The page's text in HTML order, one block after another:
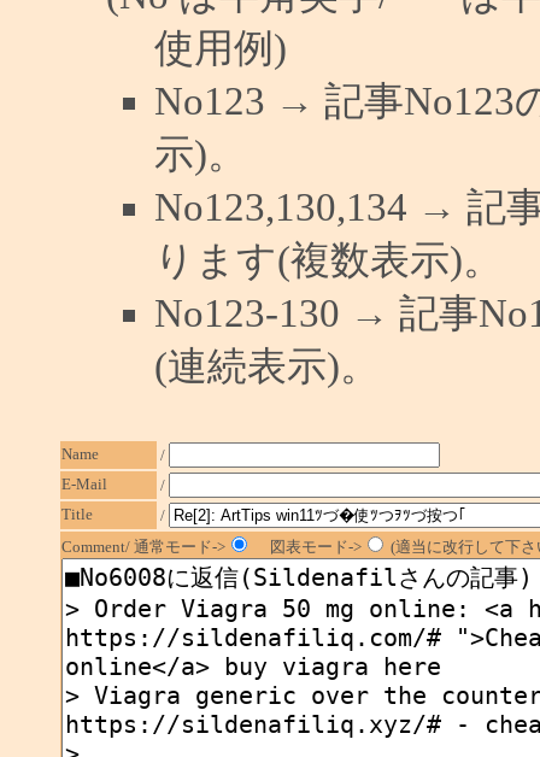
使用例)
No123 → 記事No123
示)。
No123,130,134 → 記
ります(複数表示)。
No123-130 → 記事
(連続表示)。
Name
/
E-Mail
/
Title
/
Comment/ 通常モード->
図表モード-> (適当に改行して下